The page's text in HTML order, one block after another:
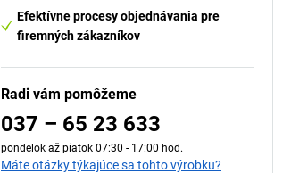
Efektívne procesy objednávania pre
firemných zákazníkov
Radi vám pomôžeme
037 – 65 23 633
pondelok až piatok 07:30 - 17:00 hod.
Máte otázky týkajúce sa tohto výrobku?